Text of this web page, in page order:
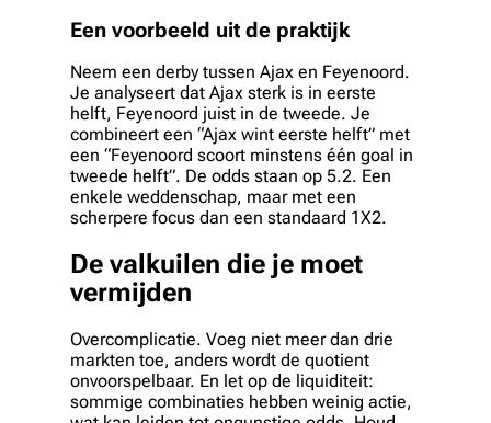
Een voorbeeld uit de praktijk
Neem een derby tussen Ajax en Feyenoord.
Je analyseert dat Ajax sterk is in eerste
helft, Feyenoord juist in de tweede. Je
combineert een “Ajax wint eerste helft” met
een “Feyenoord scoort minstens één goal in
tweede helft”. De odds staan op 5.2. Een
enkele weddenschap, maar met een
scherpere focus dan een standaard 1X2.
De valkuilen die je moet
vermijden
Overcomplicatie. Voeg niet meer dan drie
markten toe, anders wordt de quotient
onvoorspelbaar. En let op de liquiditeit:
sommige combinaties hebben weinig actie,